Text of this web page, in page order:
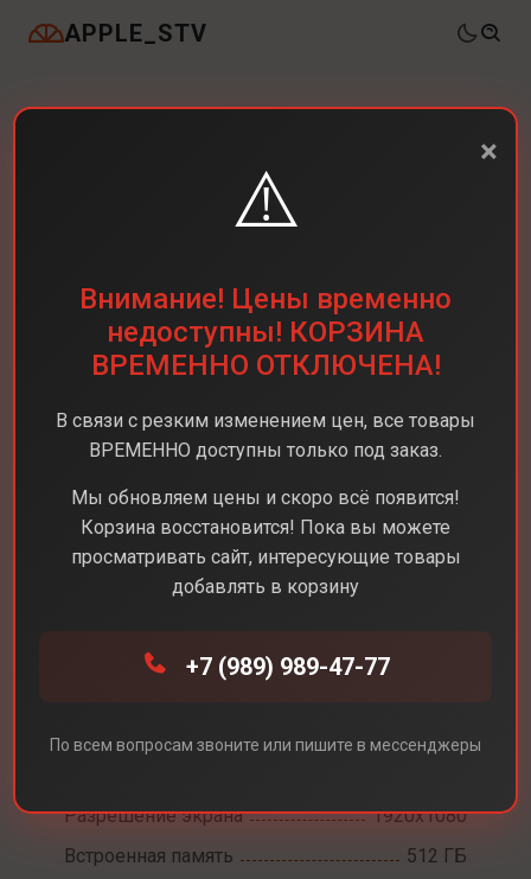
APPLE_STV
Ноутбуки Huawei MateBook D15
Разрешение экрана
1920х1080
Встроенная память
512 ГБ
×
⚠️
Внимание! Цены временно
недоступны! КОРЗИНА
ВРЕМЕННО ОТКЛЮЧЕНА!
В связи с резким изменением цен, все товары
ВРЕМЕННО доступны только под заказ.
Мы обновляем цены и скоро всё появится!
Корзина восстановится! Пока вы можете
просматривать сайт, интересующие товары
добавлять в корзину
+7 (989) 989-47-77
По всем вопросам звоните или пишите в мессенджеры